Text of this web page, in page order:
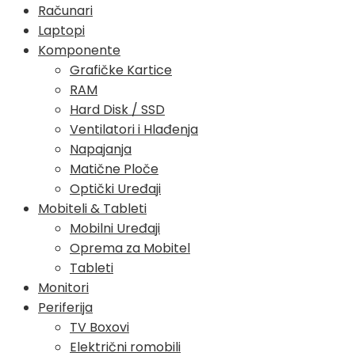
Računari
Laptopi
Komponente
Grafičke Kartice
RAM
Hard Disk / SSD
Ventilatori i Hlađenja
Napajanja
Matične Ploče
Optički Uređaji
Mobiteli & Tableti
Mobilni Uređaji
Oprema za Mobitel
Tableti
Monitori
Periferija
TV Boxovi
Električni romobili